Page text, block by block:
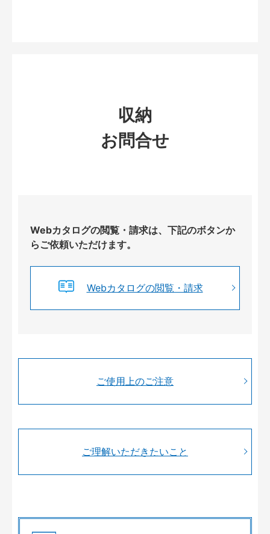
収納
お問合せ
Webカタログの閲覧・請求は、下記のボタンか
らご依頼いただけます。
Webカタログの閲覧・請求
ご使用上のご注意
ご理解いただきたいこと